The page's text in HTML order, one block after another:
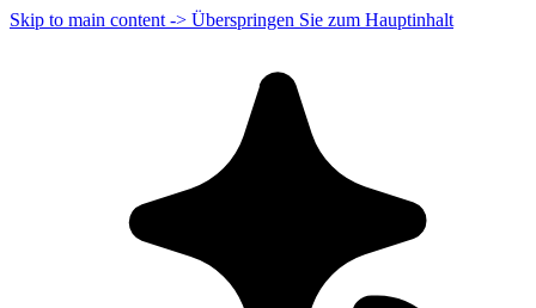
Skip to main content -> Überspringen Sie zum Hauptinhalt